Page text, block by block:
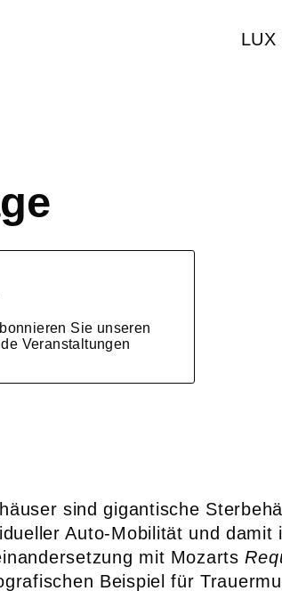
LUX
Sie unseren
Veranstaltungen
sind gigantische
Auto-Mobilität und
mit Mozarts
Beispiel für